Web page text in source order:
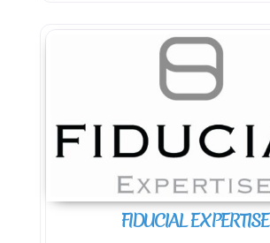
FIDUCIAL EXPERTISE